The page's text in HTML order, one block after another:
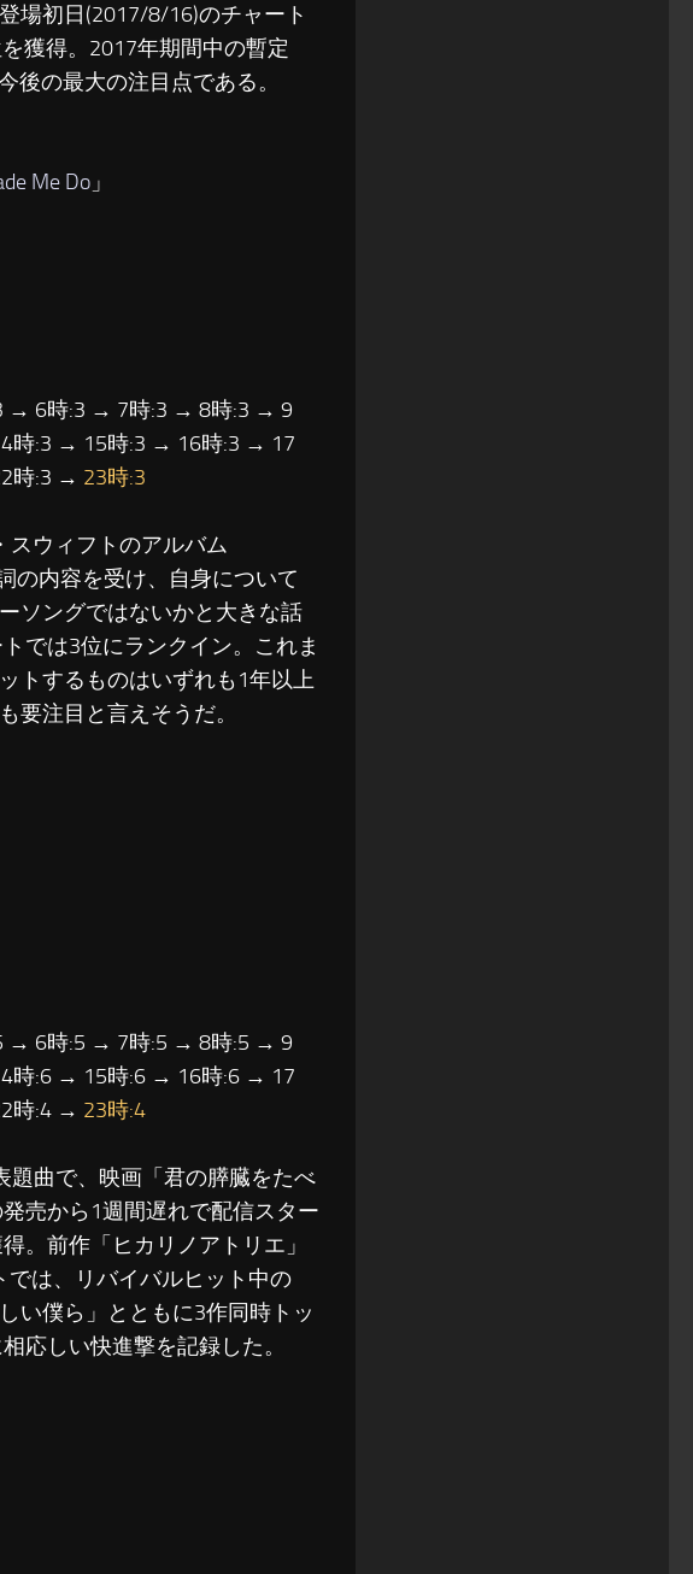
場初日(2017/8/16)のチャート
獲得。2017年期間中の暫定
後の最大の注目点である。
Me Do 」
→ 6時:3 → 7時:3 → 8時:3 → 9
時:3 → 15時:3 → 16時:3 → 17
時:3 → 23時:3
スウィフトのアルバム
の内容を受け、自身について
ソングではないかと大きな話
では3位にランクイン。これま
トするものはいずれも1年以上
要注目と言えそうだ。
→ 6時:5 → 7時:5 → 8時:5 → 9
時:6 → 15時:6 → 16時:6 → 17
時:4 → 23時:4
題曲で、映画「君の膵臓をたべ
売から1週間遅れで配信スター
。前作「ヒカリノアトリエ」
は、リバイバルヒット中の
い僕ら」とともに3作同時トッ
応しい快進撃を記録した。